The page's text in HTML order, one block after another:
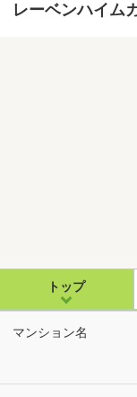
レーベンハイム
トップ
マンション名